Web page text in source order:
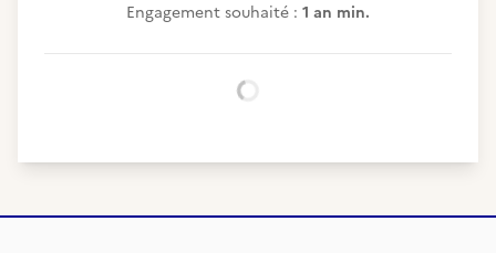
Engagement souhaité : 1 an min.